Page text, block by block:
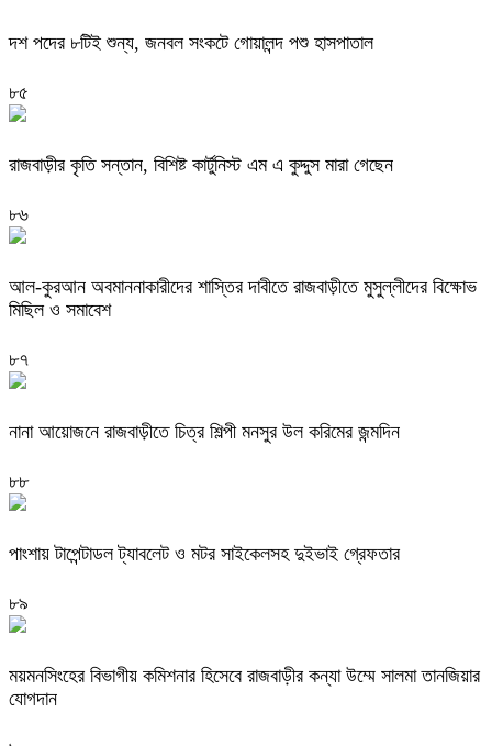
দশ পদের ৮টিই শুন্য, জনবল সংকটে গোয়ালন্দ পশু হাসপাতাল
৮৫
রাজবাড়ীর কৃতি সন্তান, বিশিষ্ট কার্টুনিস্ট এম এ কুদ্দুস মারা গেছেন
৮৬
আল-কুরআন অবমাননাকারীদের শাস্তির দাবীতে রাজবাড়ীতে মুসুল্লীদের বিক্ষোভ
মিছিল ও সমাবেশ
৮৭
নানা আয়োজনে রাজবাড়ীতে চিত্র শিল্পী মনসুর উল করিমের জন্মদিন
৮৮
পাংশায় টাপেন্টাডল ট্যাবলেট ও মটর সাইকেলসহ দুইভাই গ্রেফতার
৮৯
ময়মনসিংহের বিভাগীয় কমিশনার হিসেবে রাজবাড়ীর কন্যা উম্মে সালমা তানজিয়ার
যোগদান